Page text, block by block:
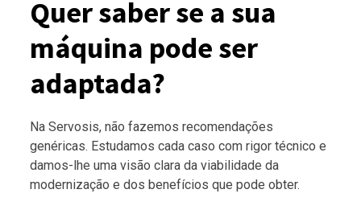
Quer saber se a sua
máquina pode ser
adaptada?
Na Servosis, não fazemos recomendações
genéricas. Estudamos cada caso com rigor técnico e
damos-lhe uma visão clara da viabilidade da
modernização e dos benefícios que pode obter.